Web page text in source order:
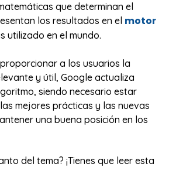
que determinan el
los resultados en el motor
utilizado en el mundo.
a los usuarios la
y útil, Google actualiza
siendo necesario estar
mejores prácticas y las nuevas
una buena posición en los
del tema? ¡Tienes que leer esta